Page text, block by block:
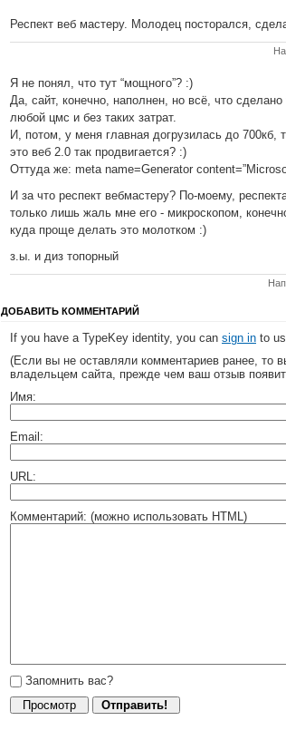
Респект веб мастеру. Молодец посторался,
Я не понял, что тут “мощного”? :)
Да, сайт, конечно, наполнен, но всё, что
любой цмс и без таких затрат.
И, потом, у меня главная догрузилась до 700кб,
это веб 2.0 так продвигается? :)
Оттуда же: meta name=Generator
И за что респект вебмастеру? По-моему,
только лишь жаль мне его - микроскопом,
куда проще делать это молотком :)
з.ы. и диз топорный
ДОБАВИТЬ КОММЕНТАРИЙ
If you have a TypeKey identity, you can sign in to
(Если вы не оставляли комментариев ранее, то
владельцем сайта, прежде чем ваш отзыв
Имя:
Email:
URL:
Комментарий: (можно использовать HTML)
Запомнить вас?